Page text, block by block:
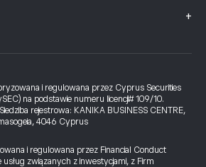
+
i regulowana przez Cyprus Securities
na podstawie numeru licencji# 109/10.
rejestrowa: KANIKA BUSINESS CENTRE,
4046 Cyprus
i regulowana przez Financial Conduct
związanych z inwestycjami, z Firm